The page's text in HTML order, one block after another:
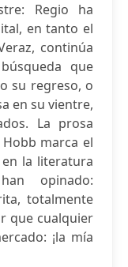
Regio ha
en tanto el
continúa
que
su regreso, o
en su vientre,
La prosa
marca el
la literatura
opinado:
totalmente
que cualquier
¡la mía